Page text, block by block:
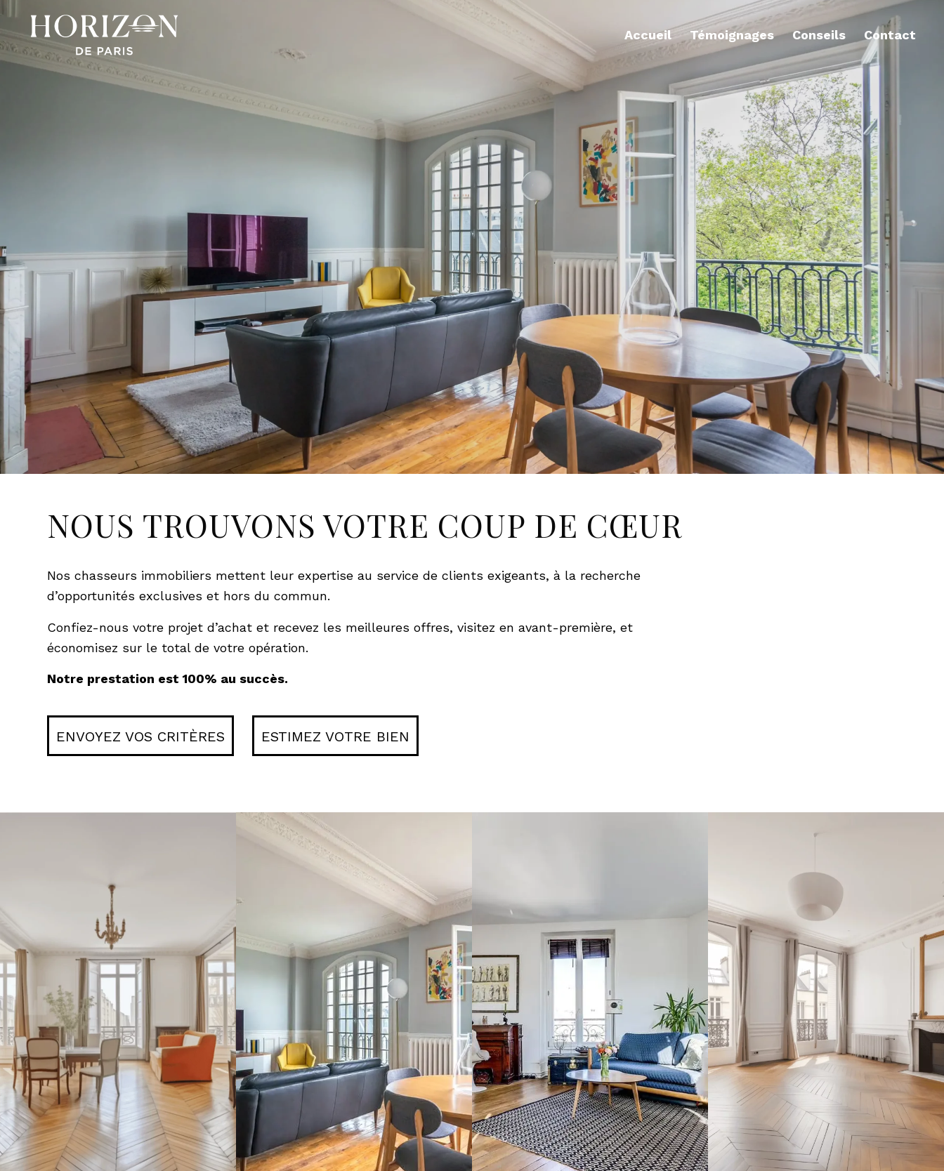
Accueil Témoignages Conseils Contact
NOUS TROUVONS VOTRE COUP DE CŒUR
Nos chasseurs immobiliers mettent leur expertise au service de clients exigeants, à la recherche
d’opportunités exclusives et hors du commun.
Confiez-nous votre projet d’achat et recevez les meilleures offres, visitez en avant-première, et
économisez sur le total de votre opération.
Notre prestation est 100% au succès.
ENVOYEZ VOS CRITÈRES ESTIMEZ VOTRE BIEN